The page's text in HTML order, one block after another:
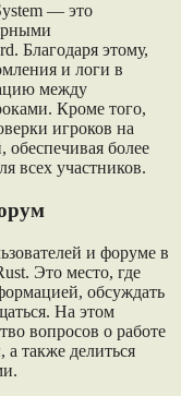
— это
Благодаря этому,
и логи в
между
Кроме того,
игроков на
более
всех участников.
и форуме в
Это место, где
обсуждать
На этом
вопросов о работе
также делиться